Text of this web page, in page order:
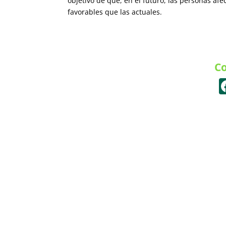
favorables que las actuales.